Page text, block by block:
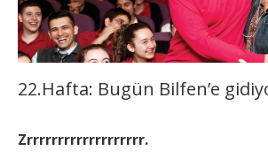
22.Hafta: Bugün Bilfen’e
Zrrrrrrrrrrrrrrrrrrr.